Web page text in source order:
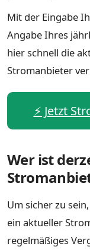
Mit der Eingabe
Angabe Ihres
hier schnell die
Stromanbieter
⚡️ Jetzt
Wer ist
Um sicher zu
ein aktueller
regelmäßiges